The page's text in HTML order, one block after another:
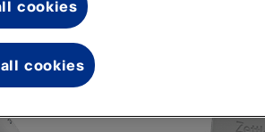
cookies
cookies